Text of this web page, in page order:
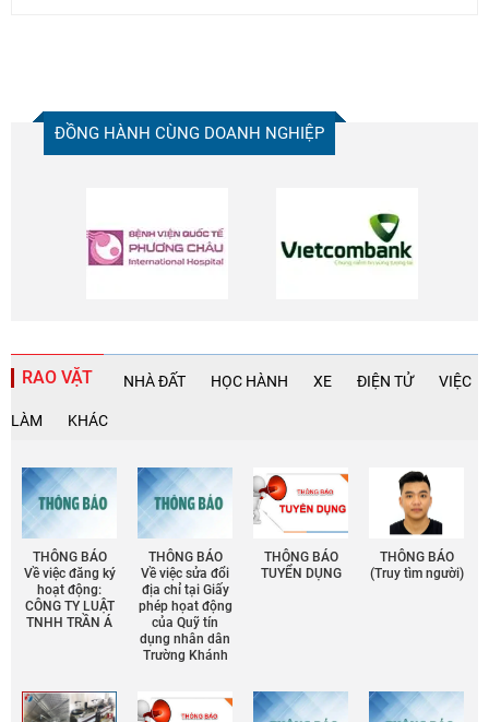
ĐỒNG HÀNH CÙNG DOANH NGHIỆP
RAO VẶT NHÀ ĐẤT HỌC HÀNH XE ĐIỆN TỬ VIỆC
LÀM KHÁC
THÔNG BÁO
Về việc đăng ký
hoạt động:
CÔNG TY LUẬT
TNHH TRẦN Á
THÔNG BÁO
Về việc sửa đổi
địa chỉ tại Giấy
phép họat động
của Quỹ tín
dụng nhân dân
Trường Khánh
THÔNG BÁO
TUYỂN DỤNG
THÔNG BÁO
(Truy tìm người)